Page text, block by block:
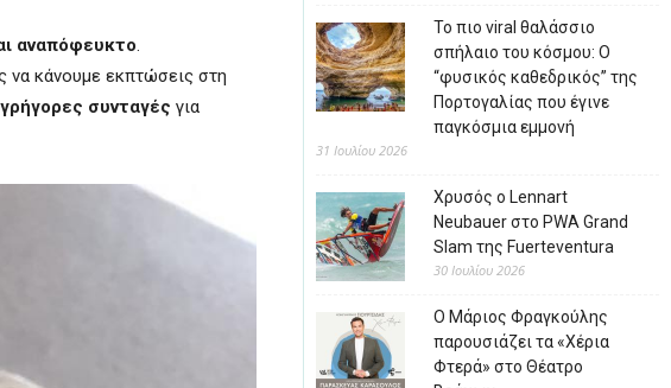
αναπόφευκτο.
να κάνουμε εκπτώσεις στη
συνταγές για
Το πιο viral θαλάσσιο
σπήλαιο του κόσμου: Ο
“φυσικός καθεδρικός” της
Πορτογαλίας που έγινε
παγκόσμια εμμονή
31 Ιουλίου 2026
Χρυσός ο Lennart
Neubauer στο PWA Grand
Slam της Fuerteventura
30 Ιουλίου 2026
Ο Μάριος Φραγκούλης
παρουσιάζει τα «Χέρια
Φτερά» στο Θέατρο